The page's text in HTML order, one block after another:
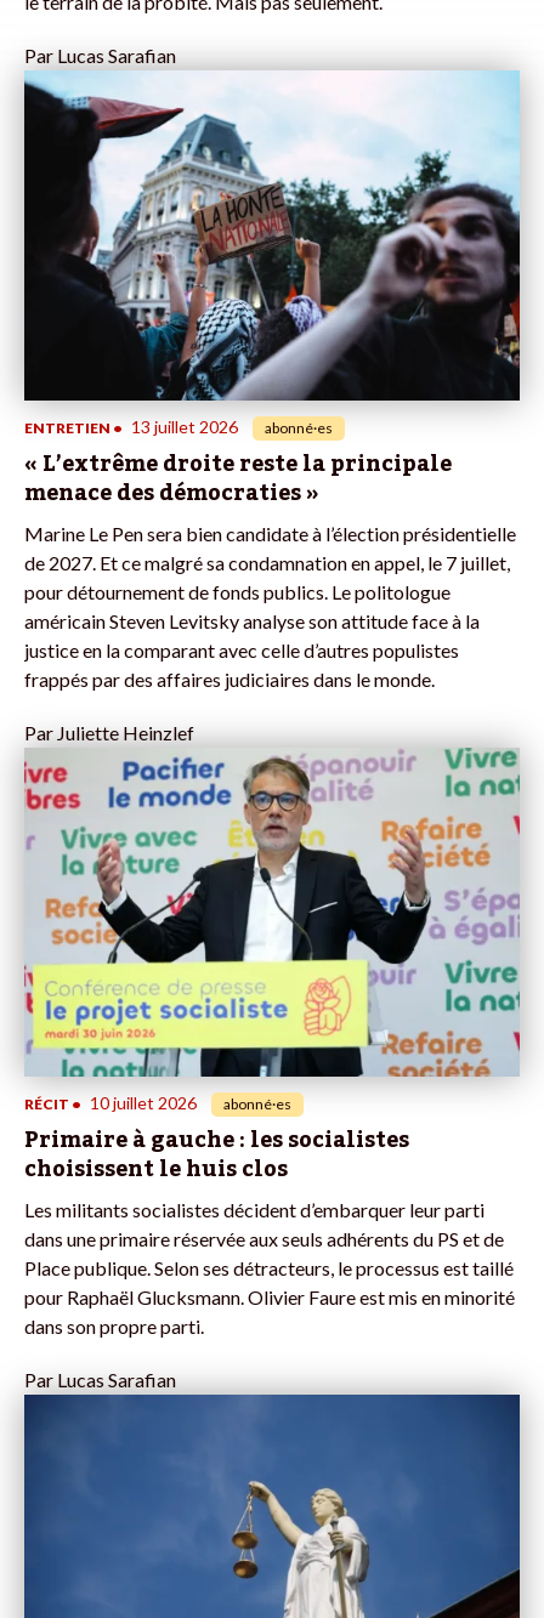
Par Lucas Sarafian
ENTRETIEN • 13 juillet 2026 abonné·es
« L’extrême droite reste la principale
menace des démocraties »
Marine Le Pen sera bien candidate à l’élection présidentielle
de 2027. Et ce malgré sa condamnation en appel, le 7 juillet,
pour détournement de fonds publics. Le politologue
américain Steven Levitsky analyse son attitude face à la
justice en la comparant avec celle d’autres populistes
frappés par des affaires judiciaires dans le monde.
Par Juliette Heinzlef
RÉCIT • 10 juillet 2026 abonné·es
Primaire à gauche : les socialistes
choisissent le huis clos
Les militants socialistes décident d’embarquer leur parti
dans une primaire réservée aux seuls adhérents du PS et de
Place publique. Selon ses détracteurs, le processus est taillé
pour Raphaël Glucksmann. Olivier Faure est mis en minorité
dans son propre parti.
Par Lucas Sarafian